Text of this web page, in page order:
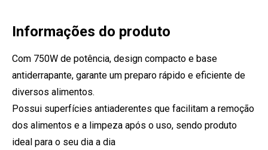
Informações do produto
Com 750W de potência, design compacto e base
antiderrapante, garante um preparo rápido e eficiente de
diversos alimentos.
Possui superfícies antiaderentes que facilitam a remoção
dos alimentos e a limpeza após o uso, sendo produto
ideal para o seu dia a dia